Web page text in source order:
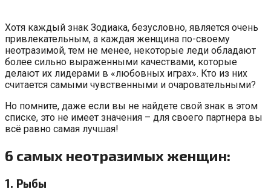
Хотя каждый знак Зодиака, безусловно, является очень
привлекательным, а каждая женщина по-своему
неотразимой, тем не менее, некоторые леди обладают
более сильно выраженными качествами, которые
делают их лидерами в «любовных играх». Кто из них
считается самыми чувственными и очаровательными?
Но помните, даже если вы не найдете свой знак в этом
списке, это не имеет значения – для своего партнера вы
всё равно самая лучшая!
6 самых неотразимых женщин:
1. Рыбы